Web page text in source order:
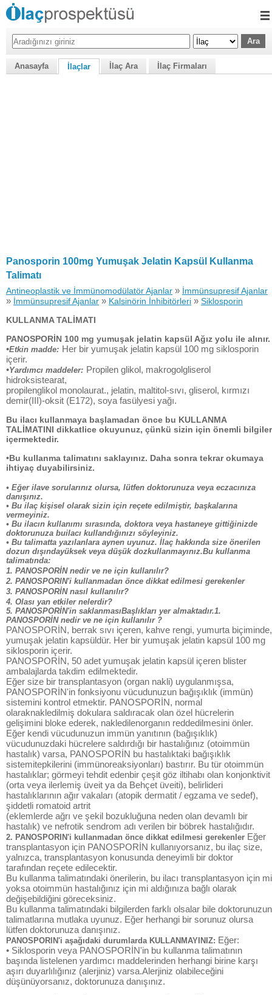
Anasayfa İlaçlar İlaç Ara İlaç Firmaları
Panosporin 100mg Yumuşak Jelatin Kapsül Kullanma
Talimatı
Antineoplastik ve İmmünomodülatör Ajanlar » İmmünsupresif Ajanlar
» İmmünsupresif Ajanlar » Kalsinörin İnhibitörleri » Siklosporin
KULLANMA TALİMATI
PANOSPORİN 100 mg yumuşak jelatin kapsül Ağız yolu ile alınır.
•Etkin madde: Her bir yumuşak jelatin kapsül 100 mg siklosporin
içerir.
•Yardımcı maddeler: Propilen glikol, makrogolgliserol
hidroksistearat,
propilenglikol monolaurat., jelatin, maltitol-sıvı, gliserol, kırmızı
demir(III)-oksit (E172), soya fasülyesi yağı.
Bu ilacı kullanmaya başlamadan önce bu KULLANMA
TALİMATINI dikkatlice okuyunuz, çünkü sizin için önemli bilgiler
içermektedir.
•Bu kullanma talimatını saklayınız. Daha sonra tekrar okumaya
ihtiyaç duyabilirsiniz.
• Eğer ilave sorularınız olursa, lütfen doktorunuza veya eczacınıza
danışınız.
• Bu ilaç kişisel olarak sizin için reçete edilmiştir, başkalarına
vermeyiniz.
• Bu ilacın kullanımı sırasında, doktora veya hastaneye gittiğinizde
doktorunuza builacı kullandığınızı söyleyiniz.
• Bu talimatta yazılanlara aynen uyunuz. İlaç hakkında size önerilen
dozun dışındayüksek veya düşük dozkullanmayınız.Bu kullanma
talimatında:
1. PANOSPORİN nedir ve ne için kullanılır?
2. PANOSPORIN'i kullanmadan önce dikkat edilmesi gerekenler
3. PANOSPORİN nasıl kullanılır?
4. Olası yan etkiler nelerdir?
5. PANOSPORİN'in saklanmasıBaşlıkları yer almaktadır.1.
PANOSPORİN nedir ve ne için kullanılır ?
PANOSPORİN, berrak sıvı içeren, kahve rengi, yumurta biçiminde,
yumuşak jelatin kapsüldür. Her bir yumuşak jelatin kapsül 100 mg
siklosporin içerir.
PANOSPORİN, 50 adet yumuşak jelatin kapsül içeren blister
ambalajlarda takdim edilmektedir.
Eğer size bir transplantasyon (organ nakli) uygulanmışsa,
PANOSPORİN'in fonksiyonu vücudunuzun bağışıklık (immün)
sistemini kontrol etmektir. PANOSPORİN, normal
olaraknakledilmiş dokulara saldıracak olan özel hücrelerin
gelişimini bloke ederek, nakledilenorganın reddedilmesini önler.
Eğer kendi vücudunuzun immün yanıtının (bağışıklık)
vücudunuzdaki hücrelere saldırdığı bir hastalığınız (otoimmün
hastalık) varsa, PANOSPORİN bu hastalıktaki bağışıklık
sistemitepkilerini (immünoreaksiyonları) bastırır. Bu tür otoimmün
hastalıklar; görmeyi tehdit edenbir çeşit göz iltihabı olan konjonktivit
(orta veya ilerlemiş üveit ya da Behçet üveiti), belirlideri
hastalıklarının ağır vakaları (atopik dermatit / egzama ve sedef),
şiddetli romatoid artrit
(eklemlerde ağrı ve şekil bozukluğuna neden olan devamlı bir
hastalık) ve nefrotik sendrom adı verilen bir böbrek hastalığıdır.
2. PANOSPORIN'i kullanmadan önce dikkat edilmesi gerekenler Eğer
transplantasyon için PANOSPORİN kullanıyorsanız, bu ilaç size,
yalnızca, transplantasyon konusunda deneyimli bir doktor
tarafından reçete edilecektir.
Bu kullanma talimatındaki önerilerin, bu ilacı transplantasyon için mi
yoksa otoimmün hastalığınız için mi aldığınıza bağlı olarak
değişebildiğini göreceksiniz.
Bu kullanma talimatındaki bilgilerden farklı olsalar bile doktorunuzun
talimatlarına mutlaka uyunuz. Eğer herhangi bir sorunuz olursa
lütfen doktorunuza danışınız.
PANOSPORlN'i aşağıdaki durumlarda KULLANMAYINIZ: Eğer:
• Siklosporin veya PANOSPORİN'in bu kullanma talimatının
başında listelenen yardımcı maddelerinden herhangi birine karşı
aşırı duyarlılığınız (alerjiniz) varsa.Alerjiniz olabileceğini
düşünüyorsanız, doktorunuza danışınız.